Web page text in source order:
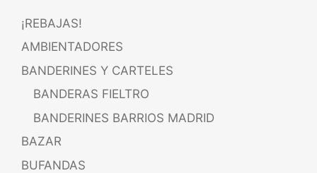
¡REBAJAS!
AMBIENTADORES
BANDERINES Y CARTELES
BANDERAS FIELTRO
BANDERINES BARRIOS MADRID
BAZAR
BUFANDAS